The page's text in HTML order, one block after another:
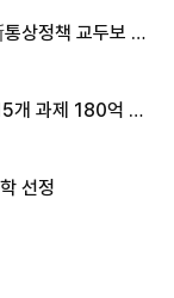
상정책 교두보 활
개 과제 180억 지
선정